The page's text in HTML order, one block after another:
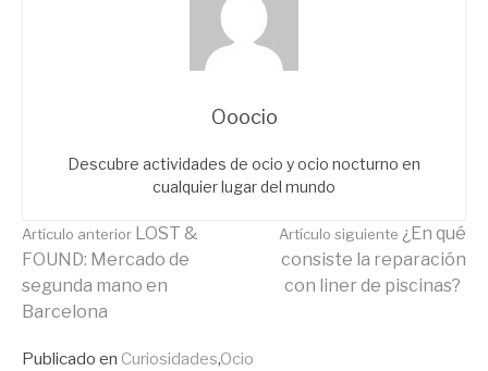
Ooocio
Descubre actividades de ocio y ocio nocturno en
cualquier lugar del mundo
Seguir
leyendo
Artículo anterior LOST &
FOUND: Mercado de
segunda mano en
Barcelona
Artículo siguiente ¿En qué
consiste la reparación
con liner de piscinas?
Publicado en Curiosidades,Ocio